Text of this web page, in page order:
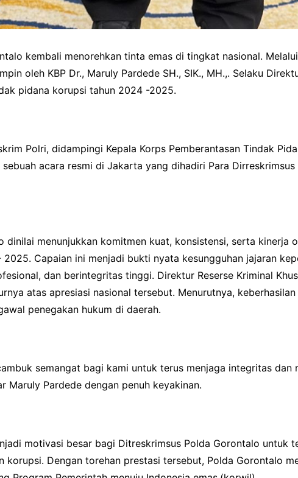
kembali menorehkan tinta emas di tingkat nasional.
oleh KBP Dr., Maruly Pardede SH., SIK., MH.,. Selaku
pidana korupsi tahun 2024 -2025.
Polri, didampingi Kepala Korps Pemberantasan Tindak
acara resmi di Jakarta yang dihadiri Para
menunjukkan komitmen kuat, konsistensi, serta kinerja
Capaian ini menjadi bukti nyata kesungguhan jajaran
dan berintegritas tinggi. Direktur Reserse Kriminal
atas apresiasi nasional tersebut. Menurutnya,
penegakan hukum di daerah.
semangat bagi kami untuk terus menjaga integritas dan
Maruly Pardede dengan penuh keyakinan.
motivasi besar bagi Ditreskrimsus Polda Gorontalo untuk
Dengan torehan prestasi tersebut, Polda Gorontalo